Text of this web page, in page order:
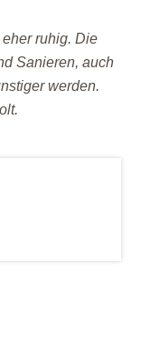
ruhig. Die
Sanieren, auch
werden.